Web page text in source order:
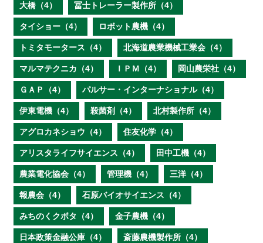
大橋（4） 冨士トレーラー製作所（4）
タイショー（4） ロボット農機（4）
トミタモータース（4） 北海道農業機械工業会（4）
マルマテクニカ（4） ＩＰＭ（4） 岡山農栄社（4）
ＧＡＰ（4） パルサー・インターナショナル（4）
伊東電機（4） 殺菌剤（4） 北村製作所（4）
アグロカネショウ（4） 住友化学（4）
アリスタライフサイエンス（4） 田中工機（4）
農業電化協会（4） 管理機（4） 三洋（4）
報農会（4） 石原バイオサイエンス（4）
みちのくクボタ（4） 金子農機（4）
日本政策金融公庫（4） 斎藤農機製作所（4）